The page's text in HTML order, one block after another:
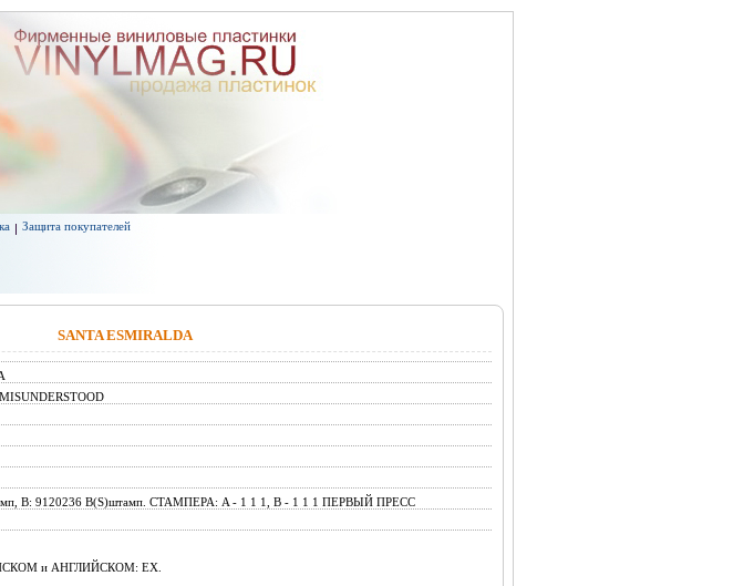
Защита покупателей
SANTA ESMIRALDA
B: 9120236 B(S)штамп. СТАМПЕРА: A - 1 1 1, B - 1 1 1 ПЕРВЫЙ ПРЕСС
и АНГЛИЙСКОМ: EX.